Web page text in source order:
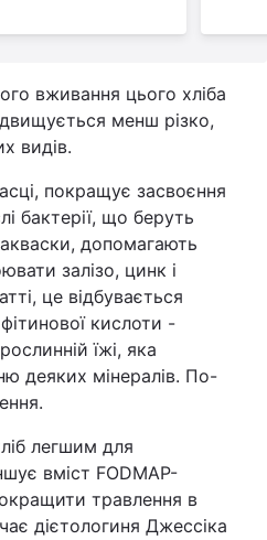
вживання цього хліба
менш різко,
видів.
покращує засвоєння
бактерії, що беруть
допомагають
залізо, цинк і
це відбувається
кислоти -
їжі, яка
деяких мінералів. По-
легшим для
вміст FODMAP-
травлення в
дієтологиня Джессіка